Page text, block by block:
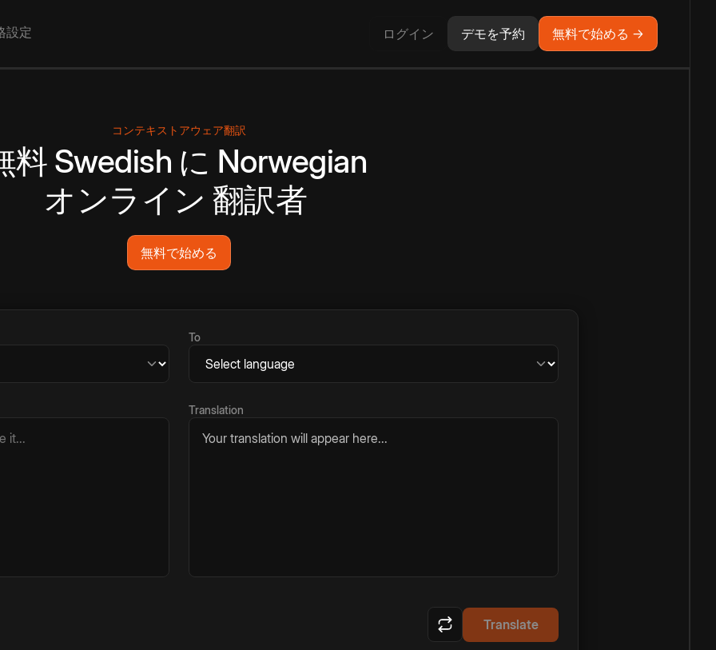
設定 ログイン デモを予約 無料で始める →
コンテキストアウェア翻訳
料 Swedish に Norwegian
オンライン 翻訳者
無料で始める
To
Translation
Your translation will appear here...
Translate